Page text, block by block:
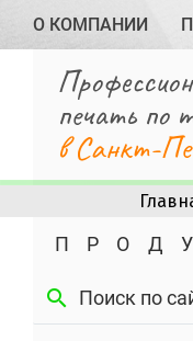
О КОМПАНИИ
печать по
в Санкт-
search